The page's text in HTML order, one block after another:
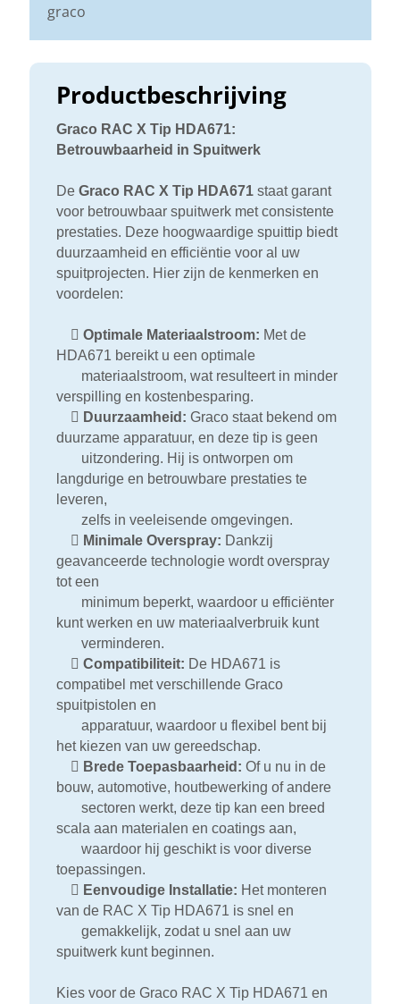
Productbeschrijving
Graco RAC X Tip HDA671:
Betrouwbaarheid in Spuitwerk
De Graco RAC X Tip HDA671 staat garant
voor betrouwbaar spuitwerk met consistente
prestaties. Deze hoogwaardige spuittip biedt
duurzaamheid en efficiëntie voor al uw
spuitprojecten. Hier zijn de kenmerken en
voordelen:
 Optimale Materiaalstroom: Met de
HDA671 bereikt u een optimale
materiaalstroom, wat resulteert in minder
verspilling en kostenbesparing.
 Duurzaamheid: Graco staat bekend om
duurzame apparatuur, en deze tip is geen
uitzondering. Hij is ontworpen om
langdurige en betrouwbare prestaties te
leveren,
zelfs in veeleisende omgevingen.
 Minimale Overspray: Dankzij
geavanceerde technologie wordt overspray
tot een
minimum beperkt, waardoor u efficiënter
kunt werken en uw materiaalverbruik kunt
verminderen.
 Compatibiliteit: De HDA671 is
compatibel met verschillende Graco
spuitpistolen en
apparatuur, waardoor u flexibel bent bij
het kiezen van uw gereedschap.
 Brede Toepasbaarheid: Of u nu in de
bouw, automotive, houtbewerking of andere
sectoren werkt, deze tip kan een breed
scala aan materialen en coatings aan,
waardoor hij geschikt is voor diverse
toepassingen.
 Eenvoudige Installatie: Het monteren
van de RAC X Tip HDA671 is snel en
gemakkelijk, zodat u snel aan uw
spuitwerk kunt beginnen.
Kies voor de Graco RAC X Tip HDA671 en
graco